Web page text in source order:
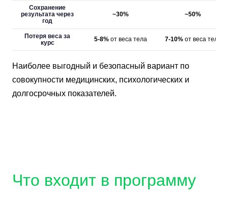
Сохранение
результата через
год
~30% ~50%
Потеря веса за
курс
5-8%от веса тела 7-10%от веса тела
Наиболее выгодный и безопасный вариант по
совокупности медицинских, психологических и
долгосрочных показателей.
Что входит в программу